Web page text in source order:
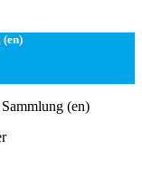
(en)
(en)